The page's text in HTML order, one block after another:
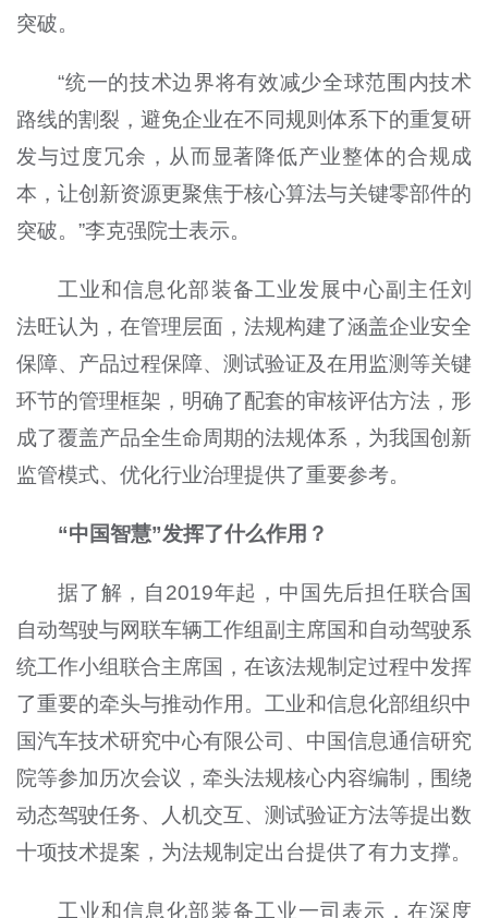
突破。
“统一的技术边界将有效减少全球范围内技术
路线的割裂，避免企业在不同规则体系下的重复研
发与过度冗余，从而显著降低产业整体的合规成
本，让创新资源更聚焦于核心算法与关键零部件的
突破。”李克强院士表示。
工业和信息化部装备工业发展中心副主任刘
法旺认为，在管理层面，法规构建了涵盖企业安全
保障、产品过程保障、测试验证及在用监测等关键
环节的管理框架，明确了配套的审核评估方法，形
成了覆盖产品全生命周期的法规体系，为我国创新
监管模式、优化行业治理提供了重要参考。
“中国智慧”发挥了什么作用？
据了解，自2019年起，中国先后担任联合国
自动驾驶与网联车辆工作组副主席国和自动驾驶系
统工作小组联合主席国，在该法规制定过程中发挥
了重要的牵头与推动作用。工业和信息化部组织中
国汽车技术研究中心有限公司、中国信息通信研究
院等参加历次会议，牵头法规核心内容编制，围绕
动态驾驶任务、人机交互、测试验证方法等提出数
十项技术提案，为法规制定出台提供了有力支撑。
工业和信息化部装备工业一司表示，在深度